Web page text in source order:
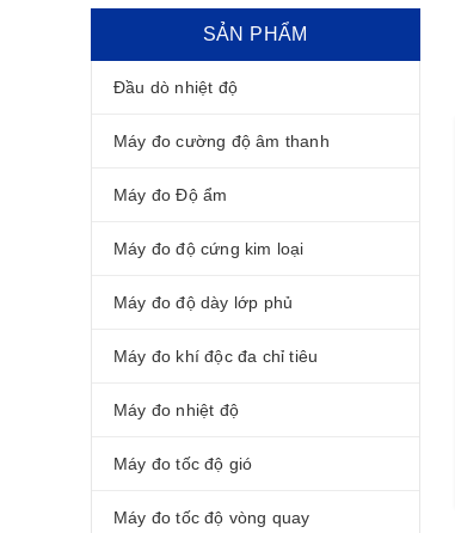
SẢN PHẨM
Đầu dò nhiệt độ
Máy đo cường độ âm thanh
Máy đo Độ ẩm
Máy đo độ cứng kim loại
Máy đo độ dày lớp phủ
Máy đo khí độc đa chỉ tiêu
Máy đo nhiệt độ
Máy đo tốc độ gió
Máy đo tốc độ vòng quay